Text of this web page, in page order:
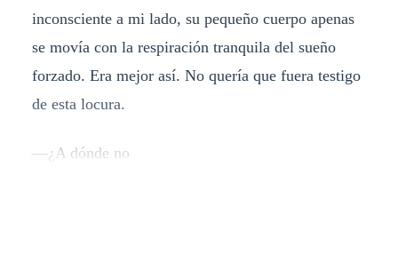
inconsciente a mi lado, su pequeño cuerpo apenas
se movía con la respiración tranquila del sueño
forzado. Era mejor así. No quería que fuera testigo
de esta locura.
—¿A dónde no